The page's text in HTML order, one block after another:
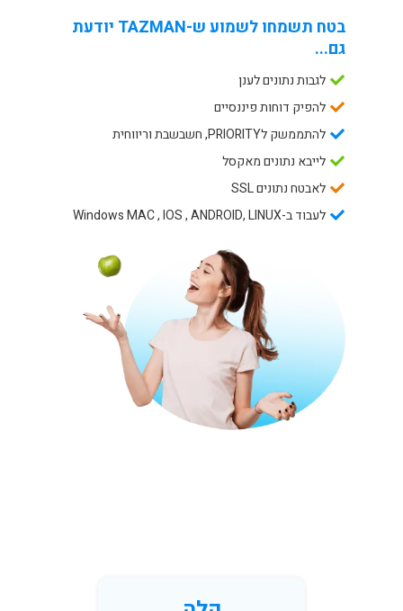
בטח תשמחו לשמוע ש-TAZMAN יודעת
גם...
לגבות נתונים לענן
להפיק דוחות פיננסיים
להתממשק לPRIORITY, חשבשבת וריווחית
לייבא נתונים מאקסל
לאבטח נתונים SSL
לעבוד ב-Windows MAC , IOS , ANDROID, LINUX